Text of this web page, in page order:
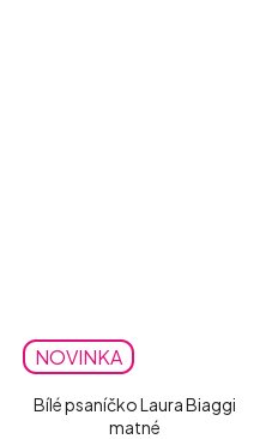
NOVINKA
Bílé psaníčko Laura Biaggi
matné